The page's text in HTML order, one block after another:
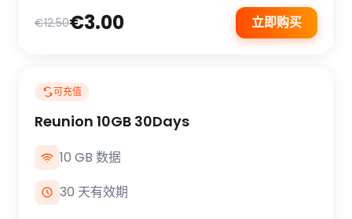
€12.50€3.00 立即购买
可充值
Reunion 10GB 30Days
10 GB 数据
30 天有效期